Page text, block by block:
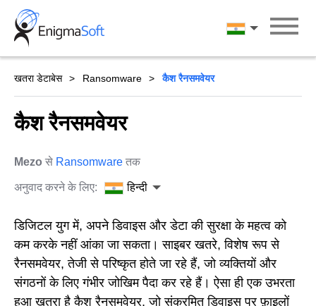
Skip
content
हिन्दी
खतरा डेटाबेस Ransomware कैश रैनसमवेयर
कैश रैनसमवेयर
Mezo से Ransomware तक
अनुवाद करने के लिए: हिन्दी
डिजिटल युग में, अपने डिवाइस और डेटा की सुरक्षा के महत्व को
कम करके नहीं आंका जा सकता। साइबर खतरे, विशेष रूप से
रैनसमवेयर, तेजी से परिष्कृत होते जा रहे हैं, जो व्यक्तियों और
संगठनों के लिए गंभीर जोखिम पैदा कर रहे हैं। ऐसा ही एक उभरता
हुआ खतरा है कैश रैनसमवेयर, जो संक्रमित डिवाइस पर फ़ाइलों